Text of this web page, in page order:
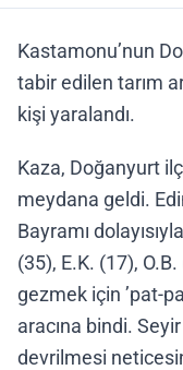
Kastamonu’nun
tabir edilen tarım
kişi yaralandı.
Kaza, Doğanyurt
meydana geldi.
Bayramı
(35), E.K. (17),
gezmek için ’pat-
aracına bindi.
devrilmesi